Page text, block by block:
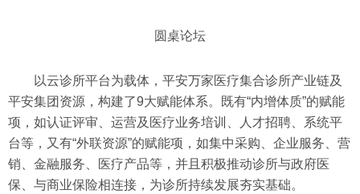
圆桌论坛
以云诊所平台为载体，平安万家医疗集合诊所产业链及
平安集团资源，构建了9大赋能体系。既有“内增体质”的赋能
项，如认证评审、运营及医疗业务培训、人才招聘、系统平
台等，又有“外联资源”的赋能项，如集中采购、企业服务、营
销、金融服务、医疗产品等，并且积极推动诊所与政府医
保、与商业保险相连接，为诊所持续发展夯实基础。